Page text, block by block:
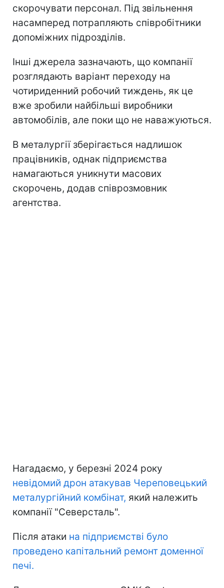
скорочувати персонал. Під звільнення
насамперед потрапляють співробітники
допоміжних підрозділів.
Інші джерела зазначають, що компанії
розглядають варіант переходу на
чотириденний робочий тиждень, як це
вже зробили найбільші виробники
автомобілів, але поки що не наважуються.
В металургії зберігається надлишок
працівників, однак підприємства
намагаються уникнути масових
скорочень, додав співрозмовник
агентства.
Нагадаємо, у березні 2024 року
невідомий дрон атакував Череповецький
металургійний комбінат, який належить
компанії "Северсталь".
Після атаки на підприємстві було
проведено капітальний ремонт доменної
печі.